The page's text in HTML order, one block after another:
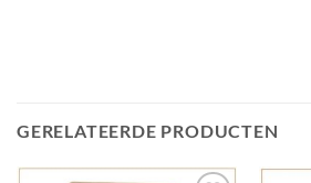
GERELATEERDE PRODUCTEN